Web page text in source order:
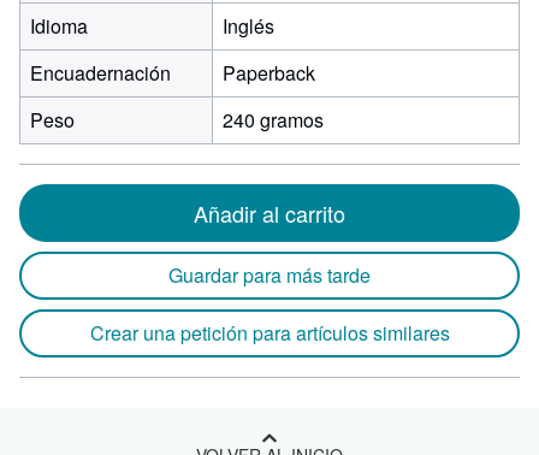
Idioma
Inglés
Encuadernación
Paperback
Peso
240 gramos
Añadir al carrito
Guardar para más tarde
Crear una petición para artículos similares